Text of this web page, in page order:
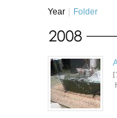
Year Folder
[